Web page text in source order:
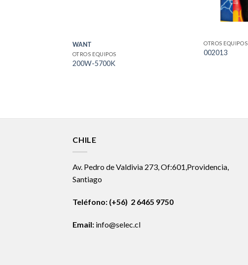
WANT
OTROS EQUIPOS
200W-5700K
OTROS EQUIPOS
002013
CHILE
Av. Pedro de Valdivia 273, Of:601,Providencia,
Santiago
Teléfono: (+56) 2 6465 9750
Email: info@selec.cl